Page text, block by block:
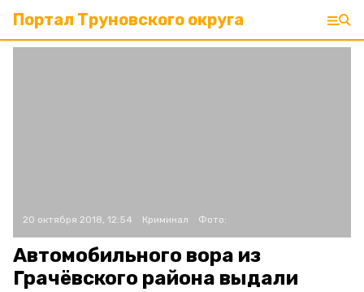
Портал Труновского округа
20 октября 2018, 12:54 Криминал Фото:
Автомобильного вора из
Грачёвского района выдали